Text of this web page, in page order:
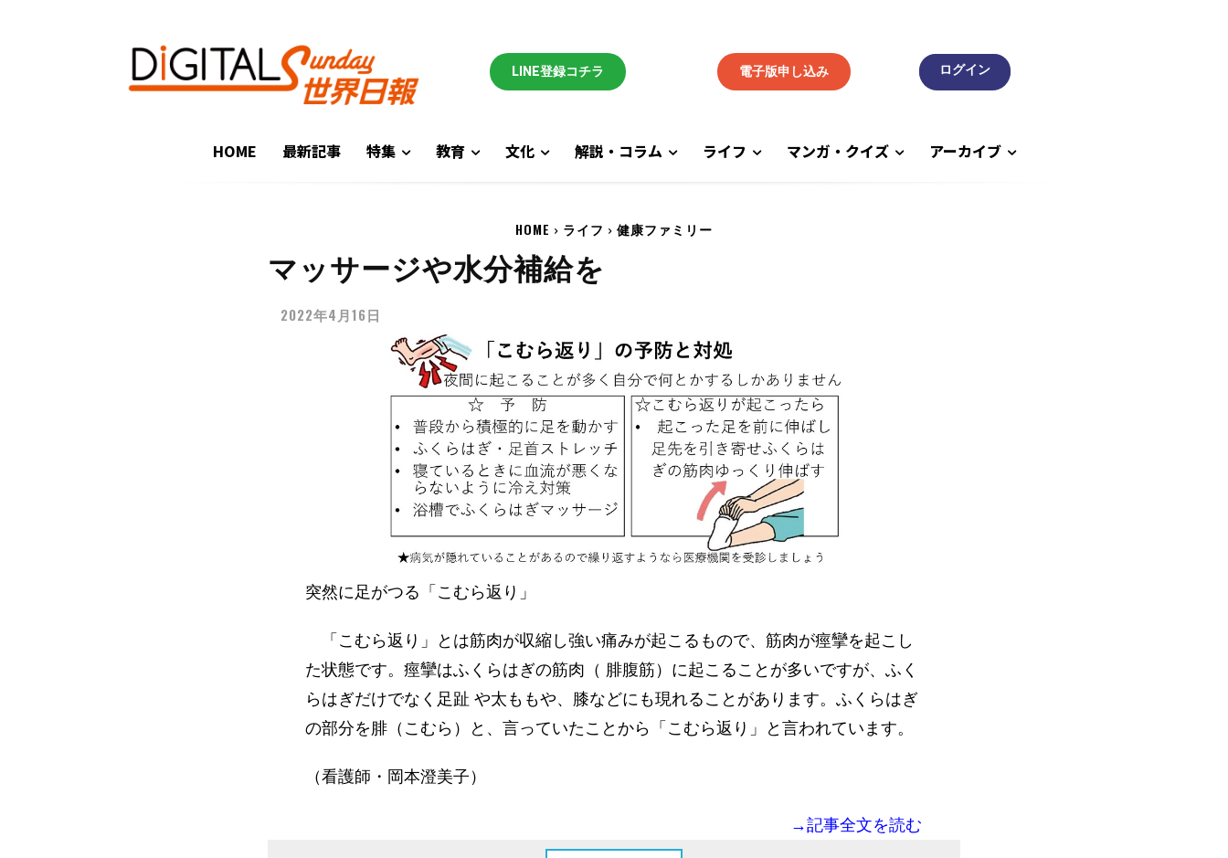
LINE登録コチラ 電子版申し込み
HOME 最新記事 特集 教育 文化 解説・コラム ライフ マンガ・クイズ アーカイブ
HOME ライフ 健康ファミリー
マッサージや水分補給を
2022年4月16日
突然に足がつる「こむら返り」
「こむら返り」とは筋肉が収縮し強い痛みが起こるもので、筋肉が痙攣を起こし
た状態です。痙攣はふくらはぎの筋肉（ 腓腹筋）に起こることが多いですが、ふく
らはぎだけでなく足趾 や太ももや、膝などにも現れることがあります。ふくらはぎ
の部分を腓（こむら）と、言っていたことから「こむら返り」と言われています。
（看護師・岡本澄美子）
→記事全文を読む